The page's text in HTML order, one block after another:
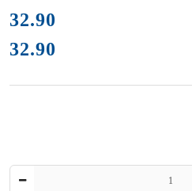
cena:
32.90
Cena:
32.90